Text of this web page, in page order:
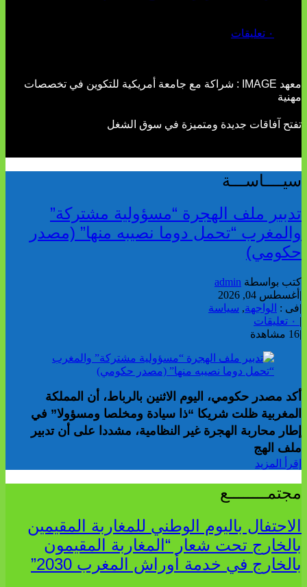
٠ تعليقات
معهد IMAGE : شراكة مع جامعة أمريكية للتكوين في تخصصات
مهنية
تفتح آفاقات جديدة ومتميزة في سوق الشغل
سيــــاســـة
تدبير ملف الهجرة “مسؤولية مشتركة”
والمغرب “تحمل دوما نصيبه منها” (مصدر
حكومي)
كتب بواسطة admin
| أغسطس 04, 2026
|فى : الواجهة, سياسة
|
|16 مشاهدة
أكد مصدر حكومي، اليوم الاثنين بالرباط، أن المملكة
المغربية ظلت شريكا “ذا سيادة ومخلصا ومسؤولا” في
إطار محاربة الهجرة غير النظامية، مشددا على أن تدبير
ملف الهج
إقرأ المزيد
مجتمــــــــع
الاحتفال باليوم الوطني للمغاربة المقيمين
بالخارج تحت شعار “المغاربة المقيمون
بالخارج في خدمة أوراش المغرب 2030”